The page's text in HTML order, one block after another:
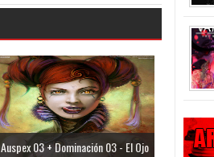
Auspex 03 + Dominación 03 - El Ojo